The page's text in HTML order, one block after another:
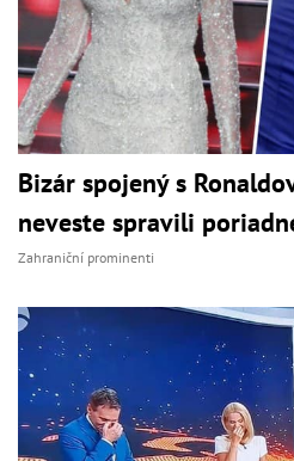
Bizár spojený s
neveste spravili
Zahraniční prominenti